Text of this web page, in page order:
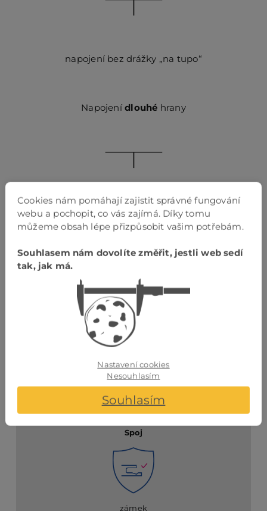
napojení bez drážky „na tupo“
Napojenídlouhé hrany
napojení bez drážky „na tupo“
Klíčové vlastnosti
Voděodolnost
vhodná pro vlhká prostředi
Spoj
zámek
Cookies nám pomáhají zajistit správné fungování
webu a pochopit, co vás zajímá. Díky tomu
můžeme obsah lépe přizpůsobit vašim potřebám.
Souhlasem nám dovolíte změřit, jestli web sedí
tak, jak má.
Nastavení cookies
Nesouhlasím
Souhlasím